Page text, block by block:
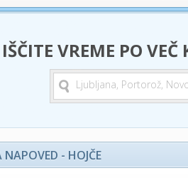
IŠČITE VREME PO
NAPOVED - HOJČE